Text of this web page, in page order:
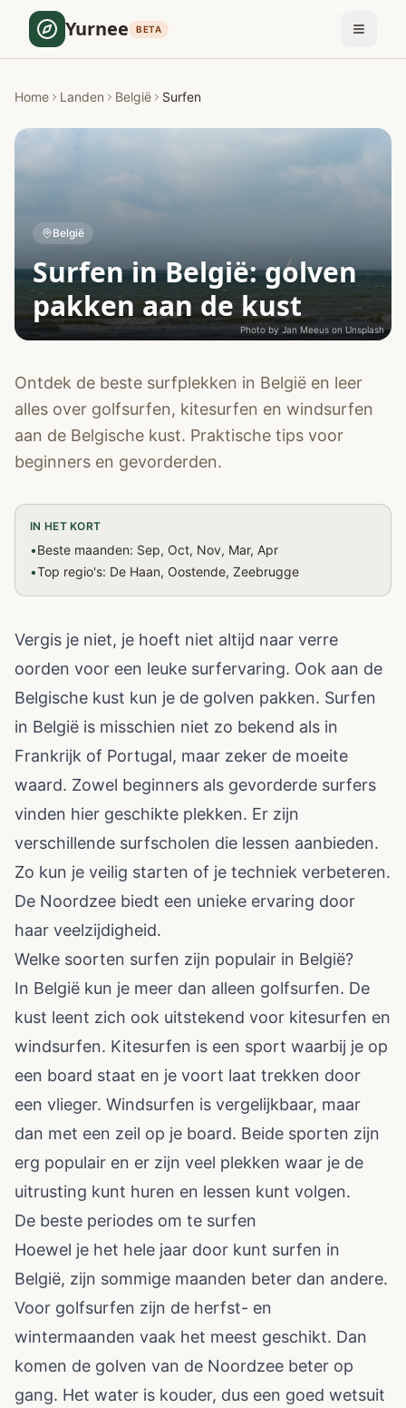
Yurnee BETA
Home Landen België Surfen
België
Surfen in België: golven
pakken aan de kust
Photo by Jan Meeus on Unsplash
Ontdek de beste surfplekken in België en leer
alles over golfsurfen, kitesurfen en windsurfen
aan de Belgische kust. Praktische tips voor
beginners en gevorderden.
IN HET KORT
•Beste maanden: Sep, Oct, Nov, Mar, Apr
•Top regio's: De Haan, Oostende, Zeebrugge
Vergis je niet, je hoeft niet altijd naar verre
oorden voor een leuke surfervaring. Ook aan de
Belgische kust kun je de golven pakken. Surfen
in België is misschien niet zo bekend als in
Frankrijk of Portugal, maar zeker de moeite
waard. Zowel beginners als gevorderde surfers
vinden hier geschikte plekken. Er zijn
verschillende surfscholen die lessen aanbieden.
Zo kun je veilig starten of je techniek verbeteren.
De Noordzee biedt een unieke ervaring door
haar veelzijdigheid.
Welke soorten surfen zijn populair in België?
In België kun je meer dan alleen golfsurfen. De
kust leent zich ook uitstekend voor kitesurfen en
windsurfen. Kitesurfen is een sport waarbij je op
een board staat en je voort laat trekken door
een vlieger. Windsurfen is vergelijkbaar, maar
dan met een zeil op je board. Beide sporten zijn
erg populair en er zijn veel plekken waar je de
uitrusting kunt huren en lessen kunt volgen.
De beste periodes om te surfen
Hoewel je het hele jaar door kunt surfen in
België, zijn sommige maanden beter dan andere.
Voor golfsurfen zijn de herfst- en
wintermaanden vaak het meest geschikt. Dan
komen de golven van de Noordzee beter op
gang. Het water is kouder, dus een goed wetsuit